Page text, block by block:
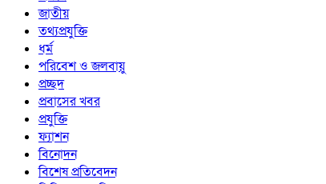
জাতীয়
তথ্যপ্রযুক্তি
ধর্ম
পরিবেশ ও জলবায়ু
প্রচ্ছদ
প্রবাসের খবর
প্রযুক্তি
ফ্যাশন
বিনোদন
বিশেষ প্রতিবেদন